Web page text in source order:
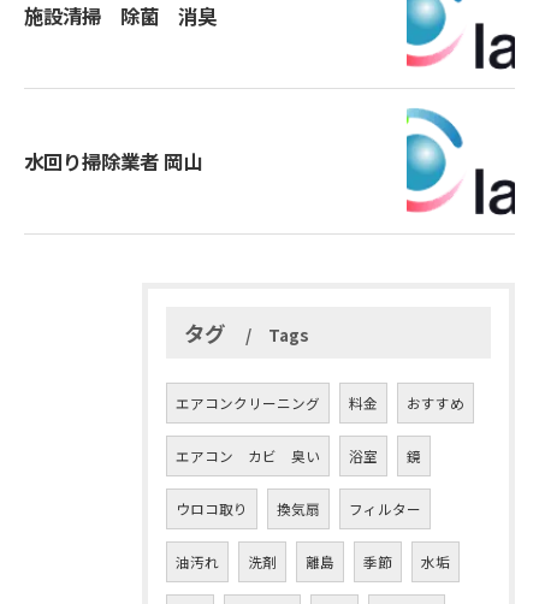
施設清掃 除菌 消臭
水回り掃除業者 岡山
タグ Tags
エアコンクリーニング 料金 おすすめ
エアコン カビ 臭い 浴室 鏡
ウロコ取り 換気扇 フィルター
油汚れ 洗剤 離島 季節 水垢